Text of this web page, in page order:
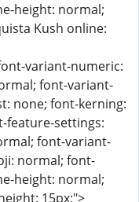
height: normal;
Kush online:
variant-numeric:
font-variant-
none; font-kerning:
feature-settings:
font-variant-
normal; font-
height: normal;
15px;">